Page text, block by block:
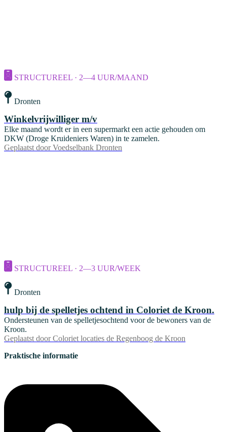
STRUCTUREEL · 2—4 UUR/MAAND
Dronten
Winkelvrijwilliger m/v
Elke maand wordt er in een supermarkt een actie gehouden om
DKW (Droge Kruideniers Waren) in te zamelen.
Geplaatst door Voedselbank Dronten
STRUCTUREEL · 2—3 UUR/WEEK
Dronten
hulp bij de spelletjes ochtend in Coloriet de Kroon.
Ondersteunen van de spelletjesochtend voor de bewoners van de
Kroon.
Geplaatst door Coloriet locaties de Regenboog de Kroon
Praktische informatie